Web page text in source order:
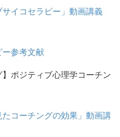
サイコセラピー」動画講義
ー参考文献
ポジティブ心理学コーチン
たコーチングの効果」動画講